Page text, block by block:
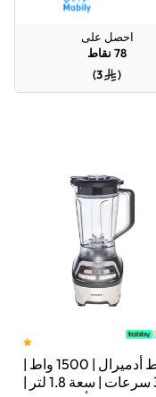
احصل على
78 نقاط
(
3
)
خلاط أدميرال | 1500 واط |
3 سرعات | سعة 1.8 لتر |